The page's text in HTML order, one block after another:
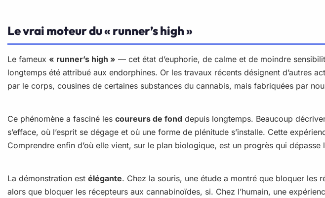
Le vrai moteur du « runner’s high »
Le fameux « runner’s high » — cet état d’euphorie, de calme et de moindre
longtemps été attribué aux endorphines. Or les travaux récents désignent d’autres
par le corps, cousines de certaines substances du cannabis, mais fabriquées par
Ce phénomène a fasciné les coureurs de fond depuis longtemps. Beaucoup
s’efface, où l’esprit se dégage et où une forme de plénitude s’installe. Cette
Comprendre enfin d’où elle vient, sur le plan biologique, est un progrès qui
La démonstration est élégante. Chez la souris, une étude a montré que bloquer les
alors que bloquer les récepteurs aux cannabinoïdes, si. Chez l’humain, une